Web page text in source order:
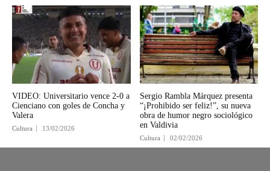
VIDEO: Universitario vence 2-0 a
Cienciano con goles de Concha y
Valera
Cultura 13/02/2026
Sergio Rambla Márquez presenta
“¡Prohibido ser feliz!”, su nueva
obra de humor negro sociológico
en Valdivia
Cultura 02/02/2026